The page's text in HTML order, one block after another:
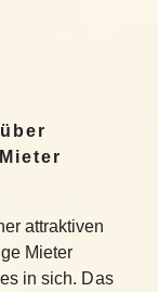
attraktiven
Mieter
in sich. Das